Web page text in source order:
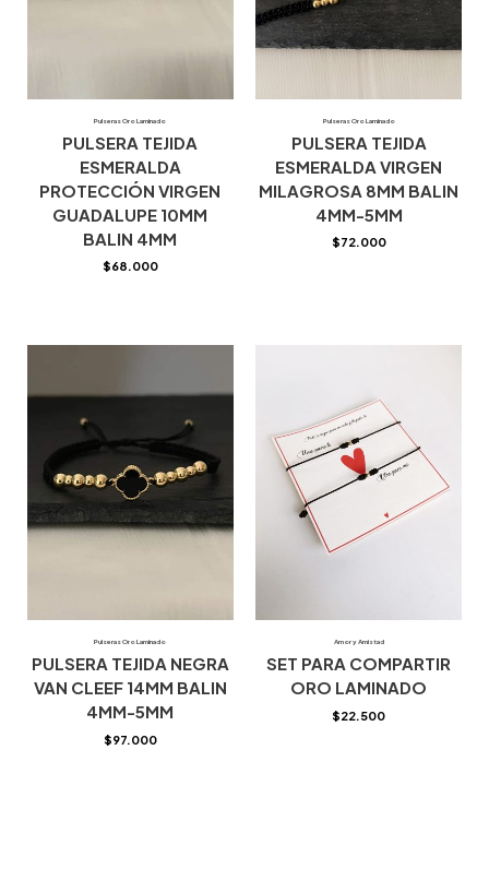
Pulseras Oro Laminado
PULSERA TEJIDA
ESMERALDA
PROTECCIÓN VIRGEN
GUADALUPE 10MM
BALIN 4MM
$68.000
Pulseras Oro Laminado
PULSERA TEJIDA
ESMERALDA VIRGEN
MILAGROSA 8MM BALIN
4MM-5MM
$72.000
Pulseras Oro Laminado
PULSERA TEJIDA NEGRA
VAN CLEEF 14MM BALIN
4MM-5MM
$97.000
Amor y Amistad
SET PARA COMPARTIR
ORO LAMINADO
$22.500